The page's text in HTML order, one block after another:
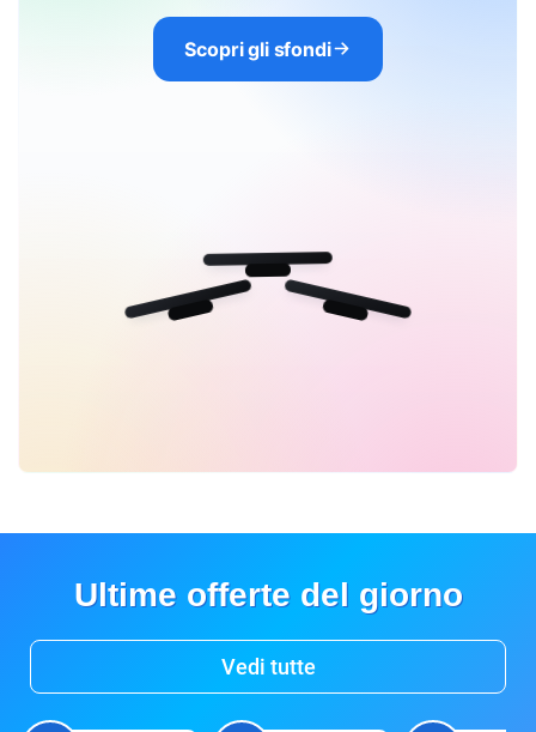
Scopri gli sfondi
Ultime offerte del giorno
Vedi tutte